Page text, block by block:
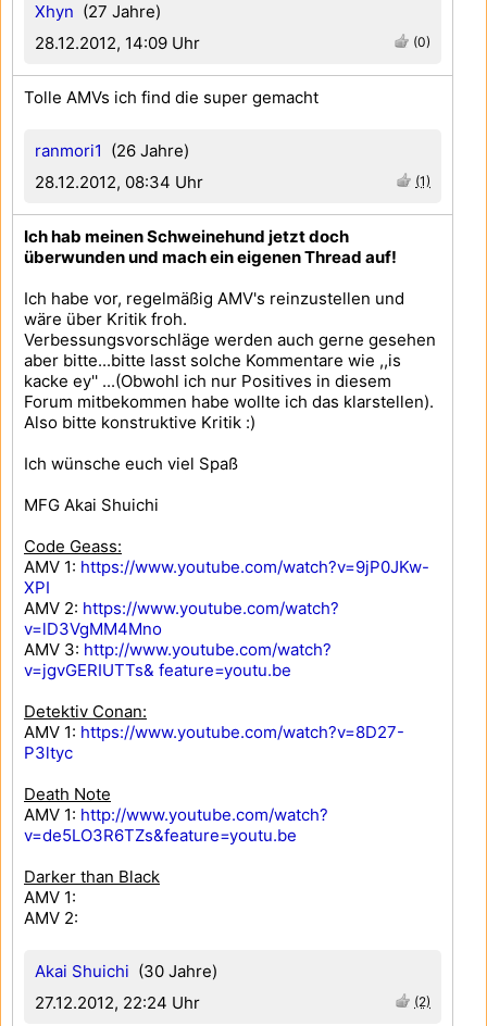
Xhyn (27 Jahre)
28.12.2012, 14:09 Uhr
(0)
ranmori1 (26 Jahre)
28.12.2012, 08:34 Uhr
(1)
Tolle AMVs ich find die super gemacht
Akai Shuichi (30 Jahre)
27.12.2012, 22:24 Uhr
(2)
Ich hab meinen Schweinehund jetzt doch
überwunden und mach ein eigenen Thread auf!
Ich habe vor, regelmäßig AMV's reinzustellen und
wäre über Kritik froh.
Verbessungsvorschläge werden auch gerne gesehen
aber bitte...bitte lasst solche Kommentare wie ,,is
kacke ey'' ...(Obwohl ich nur Positives in diesem
Forum mitbekommen habe wollte ich das klarstellen).
Also bitte konstruktive Kritik :)
Ich wünsche euch viel Spaß
MFG Akai Shuichi
Code Geass:
AMV 1: https://www.youtube.com/watch?v=9jP0JKw-
XPI
AMV 2: https://www.youtube.com/watch?
v=lD3VgMM4Mno
AMV 3: http://www.youtube.com/watch?
v=jgvGERIUTTs& feature=youtu.be
Detektiv Conan:
AMV 1: https://www.youtube.com/watch?v=8D27-
P3ltyc
Death Note
AMV 1: http://www.youtube.com/watch?
v=de5LO3R6TZs&feature=youtu.be
Darker than Black
AMV 1:
AMV 2: